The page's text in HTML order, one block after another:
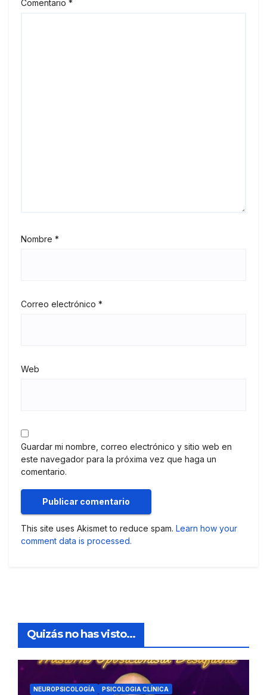
Comentario *
Nombre *
Correo electrónico *
Web
Guardar mi nombre, correo electrónico y sitio web en
este navegador para la próxima vez que haga un
comentario.
This site uses Akismet to reduce spam. Learn how your
comment data is processed.
Quizás no has visto...
NEUROPSICOLOGÍA
PSICOLOGIA CLÍNICA